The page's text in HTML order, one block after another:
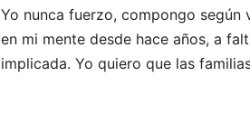
Yo nunca fuerzo, compongo según
en mi mente desde hace años, a
implicada. Yo quiero que las